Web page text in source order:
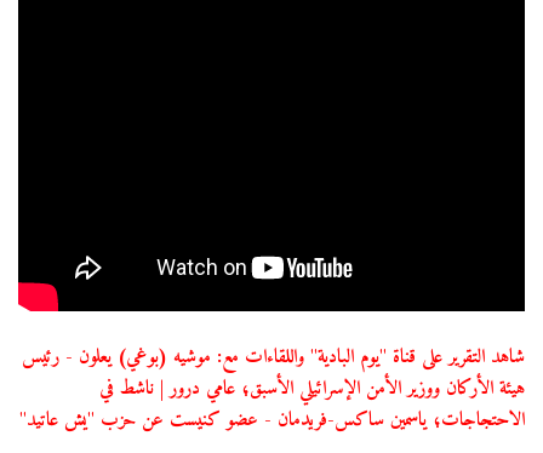
شاهد التقرير على قناة "يوم البادية" واللقاءات مع: موشيه (بوغي) يعلون - رئيس
هيئة الأركان ووزير الأمن الإسرائيلي الأسبق؛ عامي درور | ناشط في
الاحتجاجات؛ ياسمين ساكس-فريدمان - عضو كنيست عن حزب "يش عاتيد"